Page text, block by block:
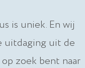
is uniek. En wij
uitdaging uit de
zoek bent naar